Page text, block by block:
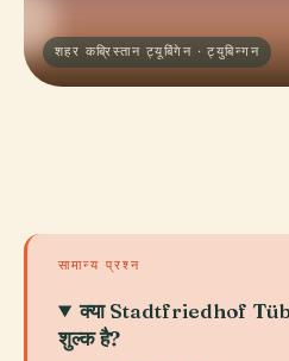
शहर कब्रिस्तान ट्यूबिंगेन · ट्युबिन्गन
सामान्य प्रश्न
क्या Stadtfriedhof
शुल्क है?